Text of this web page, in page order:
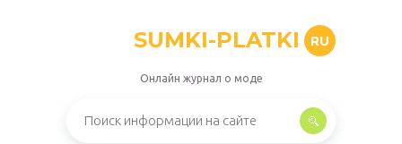
SUMKI-PLATKI RU
Онлайн журнал о моде